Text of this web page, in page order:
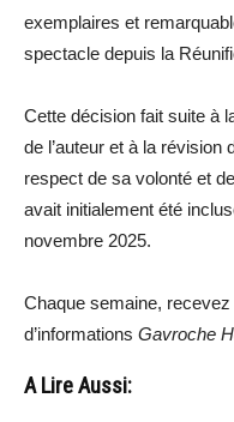
exemplaires et
spectacle depuis la
Cette décision fait suite à
de l’auteur et à la
respect de sa volonté et
avait initialement été
novembre 2025.
Chaque semaine, recevez
d’informations Gavroche
A Lire Aussi: